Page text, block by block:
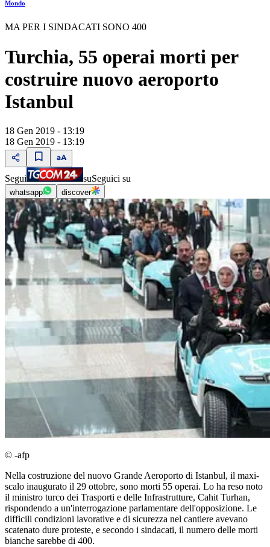
Mondo
MA PER I SINDACATI SONO 400
Turchia, 55 operai morti per
costruire nuovo aeroporto
Istanbul
18 Gen 2019 - 13:19
18 Gen 2019 - 13:19
Segui suSeguici su
whatsapp discover
© -afp
Nella costruzione del nuovo Grande Aeroporto di Istanbul, il maxi-
scalo inaugurato il 29 ottobre, sono morti 55 operai. Lo ha reso noto
il ministro turco dei Trasporti e delle Infrastrutture, Cahit Turhan,
rispondendo a un'interrogazione parlamentare dell'opposizione. Le
difficili condizioni lavorative e di sicurezza nel cantiere avevano
scatenato dure proteste, e secondo i sindacati, il numero delle morti
bianche sarebbe di 400.